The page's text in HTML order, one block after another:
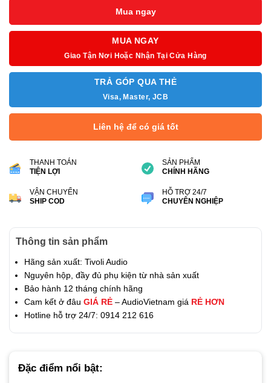
Mua ngay
MUA NGAY
Giao Tận Nơi Hoặc Nhận Tại Cửa Hàng
TRẢ GÓP QUA THẺ
Visa, Master, JCB
Liên hệ để có giá tốt
THANH TOÁN
TIỆN LỢI
SẢN PHẨM
CHÍNH HÃNG
VẬN CHUYỂN
SHIP COD
HỖ TRỢ 24/7
CHUYÊN NGHIỆP
Thông tin sản phẩm
Hãng sản xuất: Tivoli Audio
Nguyên hộp, đầy đủ phụ kiện từ nhà sản xuất
Bảo hành 12 tháng chính hãng
Cam kết ở đâu GIÁ RẺ – AudioVietnam giá RẺ HƠN
Hotline hỗ trợ 24/7: 0914 212 616
Đặc điểm nổi bật: